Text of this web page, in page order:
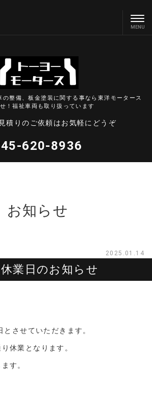
整備、板金塗装に関する事なら東洋モータース
！福祉車両も取り扱っています
積りのご依頼はお気軽にどうぞ
620-8936
お知らせ
2025.01.14
休業日のお知らせ
させていただきます。
休業となります。
す。